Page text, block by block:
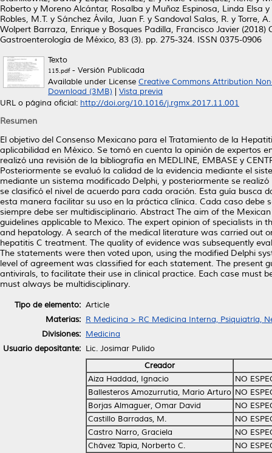
Roberto y Moreno Alcántar, Rosalba y Muñoz Espinosa, Linda Elsa y
Robles, M.T. y Sánchez Ávila, Juan F. y Sandoval Salas, R. y Torre, A.
Wolpert Barraza, Enrique y Bosques Padilla, Francisco Javier (2018)
Gastroenterología de México, 83 (3). pp. 275-324. ISSN 0375-0906
Texto
115.pdf- Versión Publicada
Available under License Creative Commons Attribution
Download (3MB)
Vista previa
URL o página oficial: http://doi.org/10.1016/j.rgmx.2017.11.001
Resumen
El objetivo del Consenso Mexicano para el Tratamiento de la
aplicabilidad en México. Se tomó en cuenta la opinión de expertos
realizó una revisión de la bibliografía en MEDLINE, EMBASE y
Posteriormente se evaluó la calidad de la evidencia mediante el
mediante un sistema modificado Delphi, y posteriormente se
se clasificó el nivel de acuerdo para cada oración. Esta guía busca
esta manera facilitar su uso en la práctica clínica. Cada caso debe
siempre debe ser multidisciplinario. Abstract The aim of the
guidelines applicable to Mexico. The expert opinion of specialists
and hepatology. A search of the medical literature was carried out
hepatitis C treatment. The quality of evidence was subsequently
The statements were then voted upon, using the modified Delphi
level of agreement was classified for each statement. The present
antivirals, to facilitate their use in clinical practice. Each case must
must always be multidisciplinary.
Tipo de elemento: Article
Materias: R Medicina > RC Medicina Interna, Psiquiatría,
Divisiones: Medicina
Usuario depositante: Lic. Josimar Pulido
Creador
Aiza Haddad, Ignacio
NO
Ballesteros Amozurrutia, Mario Arturo NO
Borjas Almaguer, Omar David
NO
Castillo Barradas, M.
NO
Castro Narro, Graciela
NO
Chávez Tapia, Norberto C.
NO